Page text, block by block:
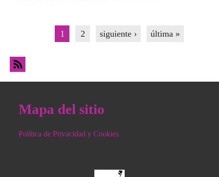
Páginas1 2 siguiente › última »
Mapa del sitio
Política de Privacidad y Cookies